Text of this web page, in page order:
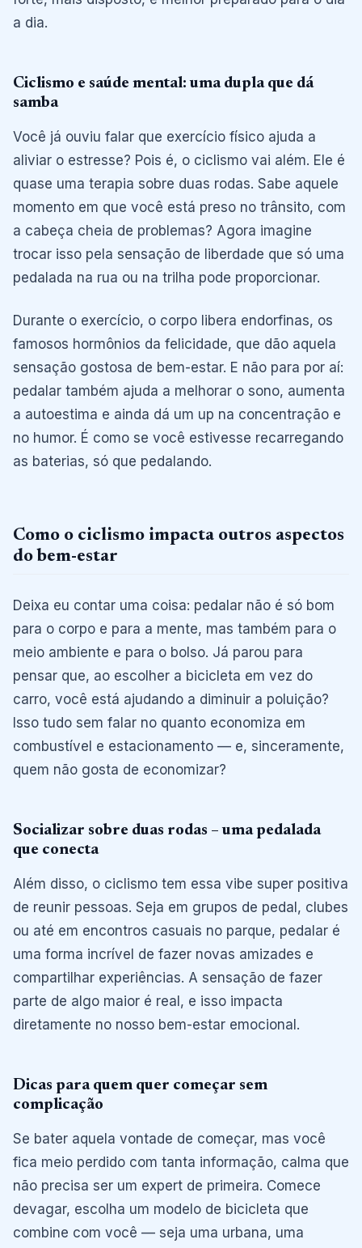
a dia.
Ciclismo e saúde mental: uma dupla que dá
samba
Você já ouviu falar que exercício físico ajuda a
aliviar o estresse? Pois é, o ciclismo vai além. Ele é
quase uma terapia sobre duas rodas. Sabe aquele
momento em que você está preso no trânsito, com
a cabeça cheia de problemas? Agora imagine
trocar isso pela sensação de liberdade que só uma
pedalada na rua ou na trilha pode proporcionar.
Durante o exercício, o corpo libera endorfinas, os
famosos hormônios da felicidade, que dão aquela
sensação gostosa de bem-estar. E não para por aí:
pedalar também ajuda a melhorar o sono, aumenta
a autoestima e ainda dá um up na concentração e
no humor. É como se você estivesse recarregando
as baterias, só que pedalando.
Como o ciclismo impacta outros aspectos
do bem-estar
Deixa eu contar uma coisa: pedalar não é só bom
para o corpo e para a mente, mas também para o
meio ambiente e para o bolso. Já parou para
pensar que, ao escolher a bicicleta em vez do
carro, você está ajudando a diminuir a poluição?
Isso tudo sem falar no quanto economiza em
combustível e estacionamento — e, sinceramente,
quem não gosta de economizar?
Socializar sobre duas rodas – uma pedalada
que conecta
Além disso, o ciclismo tem essa vibe super positiva
de reunir pessoas. Seja em grupos de pedal, clubes
ou até em encontros casuais no parque, pedalar é
uma forma incrível de fazer novas amizades e
compartilhar experiências. A sensação de fazer
parte de algo maior é real, e isso impacta
diretamente no nosso bem-estar emocional.
Dicas para quem quer começar sem
complicação
Se bater aquela vontade de começar, mas você
fica meio perdido com tanta informação, calma que
não precisa ser um expert de primeira. Comece
devagar, escolha um modelo de bicicleta que
combine com você — seja uma urbana, uma